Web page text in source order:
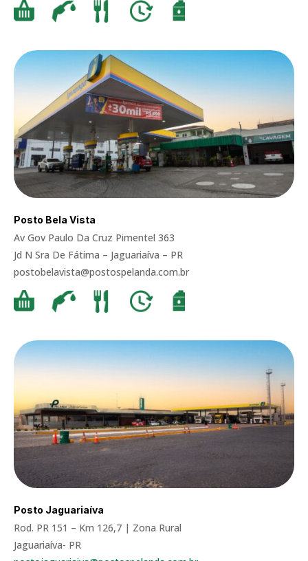
Posto Bela Vista
Av Gov Paulo Da Cruz Pimentel 363
Jd N Sra De Fátima – Jaguariaíva – PR
postobelavista@postospelanda.com.br
Posto Jaguariaíva
Rod. PR 151 – Km 126,7 | Zona Rural
Jaguariaíva- PR